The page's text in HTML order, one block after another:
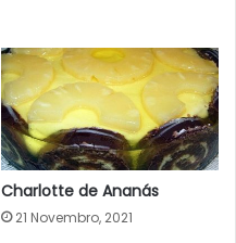
Charlotte de Ananás
21 Novembro, 2021